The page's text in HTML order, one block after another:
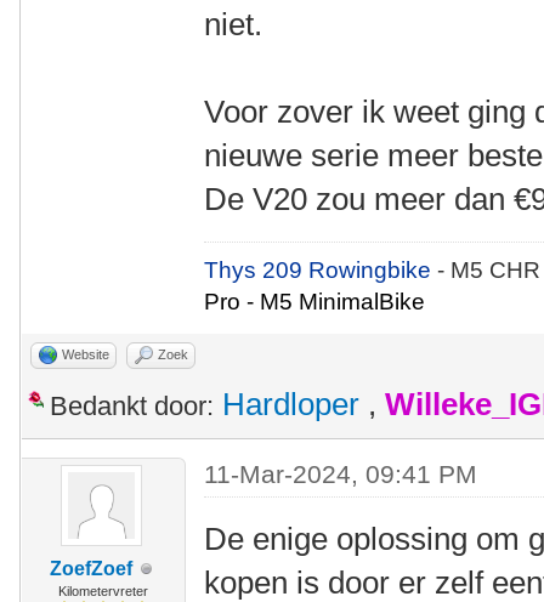
niet.
Voor zover ik weet ging
nieuwe serie meer
De V20 zou meer dan
Thys 209 Rowingbike- M5
Pro - M5 MinimalBike
Website Zoek
Bedankt door: Hardloper ,
ZoefZoef
Kilometervreter
11-Mar-2024, 09:41 PM
De enige oplossing om
kopen is door er zelf